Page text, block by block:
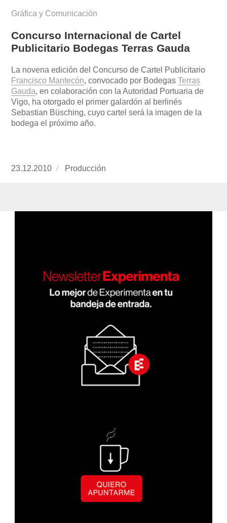
Gráfica y Comunicación
Concurso Internacional de Cartel
Publicitario Bodegas Terras Gauda
La novena edición del Concurso de Cartel Publicitario
Francisco Mantecón, convocado por BodegasTerras
Gauda, en colaboración con la Autoridad Portuaria de
Vigo, ha otorgado el primer galardón al berlinés
Sebastian Büsching, cuyo cartel será la imagen de la
bodega el próximo año.
Publicado
23.12.2010 https://www.experimenta.es/author/
Producción